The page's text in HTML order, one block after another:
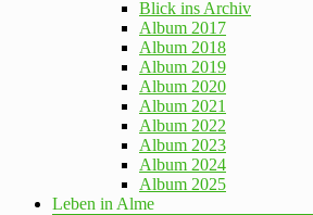
Blick ins Archiv
Album 2017
Album 2018
Album 2019
Album 2020
Album 2021
Album 2022
Album 2023
Album 2024
Album 2025
Leben in Alme